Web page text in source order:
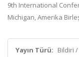
9th International
Michigan, Amerika
Yayın Türü: Bildiri